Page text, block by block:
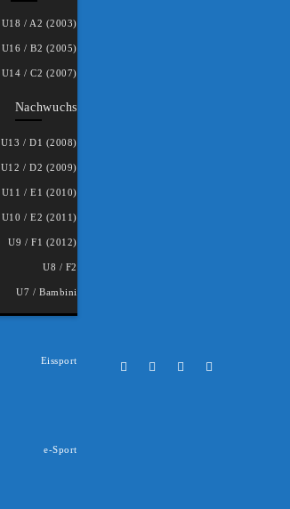
U18 / A2 (2003)
U16 / B2 (2005)
U14 / C2 (2007)
Nachwuchs
U13 / D1 (2008)
U12 / D2 (2009)
U11 / E1 (2010)
U10 / E2 (2011)
U9 / F1 (2012)
U8 / F2
U7 / Bambini
Eissport
e-Sport